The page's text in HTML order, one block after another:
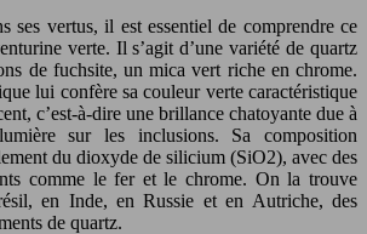
ses vertus, il est essentiel de comprendre ce
verte. Il s’agit d’une variété de quartz
de fuchsite, un mica vert riche en chrome.
lui confère sa couleur verte caractéristique
c’est-à-dire une brillance chatoyante due à
sur les inclusions. Sa composition
du dioxyde de silicium (SiO2), avec des
comme le fer et le chrome. On la trouve
en Inde, en Russie et en Autriche, des
de quartz.